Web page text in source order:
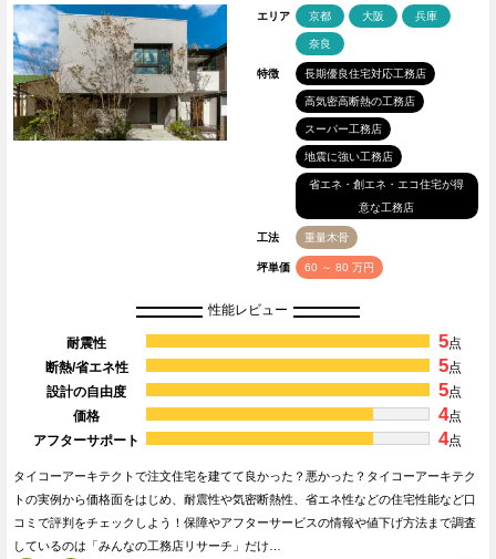
エリア 京都 大阪 兵庫
奈良
特徴 長期優良住宅対応工務店
高気密高断熱の工務店
スーパー工務店
地震に強い工務店
省エネ・創エネ・エコ住宅が得
意な工務店
工法 重量木骨
坪単価 60 ～ 80 万円
性能レビュー
耐震性 5点
断熱/省エネ性
5点
設計の自由度
5点
価格
4点
アフターサポート
4点
タイコーアーキテクトで注文住宅を建てて良かった？悪かった？タイコーアーキテク
トの実例から価格面をはじめ、耐震性や気密断熱性、省エネ性などの住宅性能など口
コミで評判をチェックしよう！保障やアフターサービスの情報や値下げ方法まで調査
しているのは「みんなの工務店リサーチ」だけ…